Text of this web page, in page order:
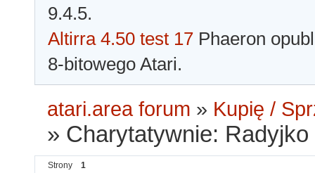
9.4.5.
Altirra 4.50 test 17 Phaeron
8-bitowego Atari.
atari.area forum » Kupię /
» Charytatywnie:
Strony 1